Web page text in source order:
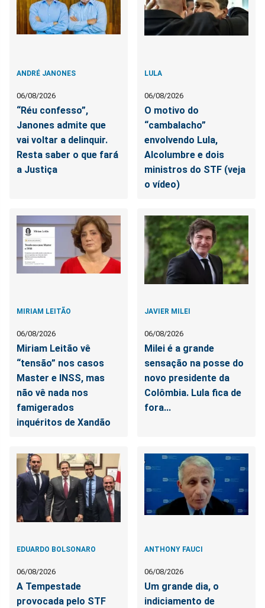
ANDRÉ JANONES
06/08/2026
“Réu confesso”,
Janones admite que
vai voltar a delinquir.
Resta saber o que fará
a Justiça
LULA
06/08/2026
O motivo do
“cambalacho”
envolvendo Lula,
Alcolumbre e dois
ministros do STF (veja
o vídeo)
MIRIAM LEITÃO
06/08/2026
Miriam Leitão vê
“tensão” nos casos
Master e INSS, mas
não vê nada nos
famigerados
inquéritos de Xandão
JAVIER MILEI
06/08/2026
Milei é a grande
sensação na posse do
novo presidente da
Colômbia. Lula fica de
fora...
EDUARDO BOLSONARO
06/08/2026
A Tempestade
provocada pelo STF
ANTHONY FAUCI
06/08/2026
Um grande dia, o
indiciamento de